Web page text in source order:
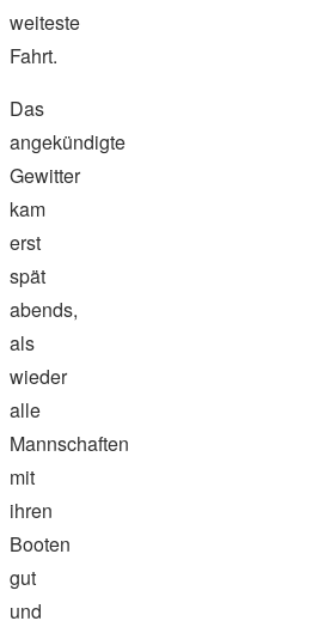
weiteste
Fahrt.
Das
angekündigte
Gewitter
kam
erst
spät
abends,
als
wieder
alle
Mannschaften
mit
ihren
Booten
gut
und